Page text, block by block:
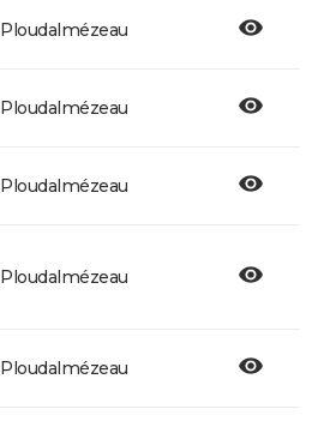
Ploudalmézeau
Ploudalmézeau
Ploudalmézeau
Ploudalmézeau
Ploudalmézeau